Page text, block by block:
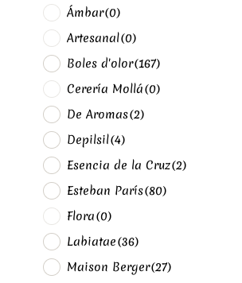
Ámbar(0)
Artesanal(0)
Boles d'olor(167)
Cerería Mollá(0)
De Aromas(2)
Depilsil(4)
Esencia de la Cruz(2)
Esteban París(80)
Flora(0)
Labiatae(36)
Maison Berger(27)